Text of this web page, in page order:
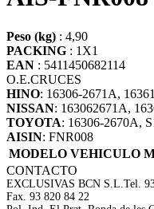
Peso (kg) : 4,90
PACKING : 1X1
EAN : 5411450682114
O.E.CRUCES
HINO: 16306-2671A,
NISSAN: 163062671A,
TOYOTA: 16306-2670A,
AISIN: FNR008
MODELO VEHICULO
CONTACTO
EXCLUSIVAS BCN S.L. Tel.
Fax. 93 820 84 22